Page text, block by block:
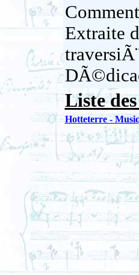
Extraite
Liste
Hotteterre -